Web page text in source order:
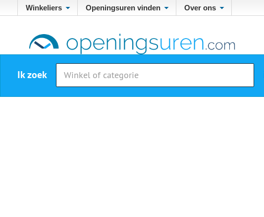
Winkeliers Openingsuren vinden Over ons
Ik zoek